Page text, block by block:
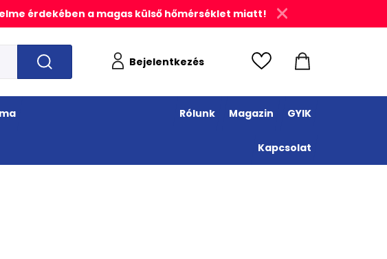
érdekében a magas külső hőmérséklet miatt!
Bejelentkezés
Rólunk Magazin GYIK
Kapcsolat